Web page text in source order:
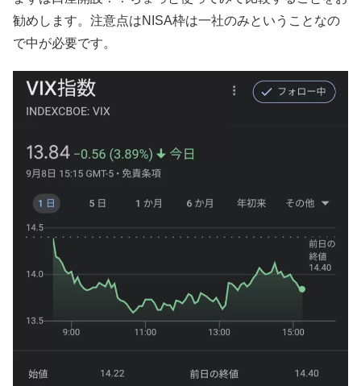
勧めします。注意点はNISA枠は一社のみということなの
で中が必要です。